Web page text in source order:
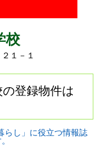
校
２１－１
登録物件は
らし」に役立つ情報誌